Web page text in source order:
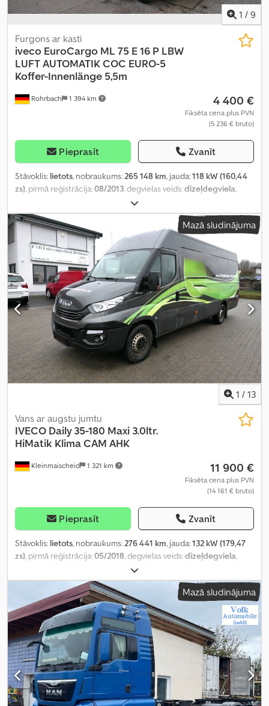
1 / 9
Rohrbach 1 394 km
Furgons ar kasti
iveco EuroCargo ML 75 E 16 P LBW
LUFT AUTOMATIK COC EURO-5
Koffer-Innenlänge 5,5m
4 400 €
Fiksēta cena plus PVN
(5 236 € bruto)
Pieprasīt Zvanīt
Stāvoklis: lietots, nobraukums:265 148 km, jauda:118 kW (160,44
zs), pirmā reģistrācija:08/2013, degvielas veids:dīzeļdegviela,
, maksimālā kravnesība:
svars:7 490 kg, asu konfigurācija:4x2, riteņu bāze:3 690 mm,
degviela:dīzeļdegviela , vadītāja kabīne:cits,
pārnesuma veids:automātisks, emisijas klase: Euro 5, piekares
sistēma:cits, sēdvietu skaits:2, kopējais garums:7 300 mm,
krautuves garums:5 498 mm, iekraušanas vietas platums:
2 447
mm
, iekraušanas telpas augstums:2 125 mm, Ražošanas gads:
2013, būvniecības augstums:3 260 mm, Aprīkojums:ABS, borta
dators, paceļamais aizmugurējais borts,
Mazā sludinājuma
1 / 13
Kleinmaischeid 1 321 km
Vans ar augstu jumtu
IVECO Daily 35-180 Maxi 3.0ltr.
HiMatik Klima CAM AHK
11 900 €
Fiksēta cena plus PVN
(14 161 € bruto)
Pieprasīt Zvanīt
Stāvoklis: lietots, nobraukums: 276 441 km, jauda:132 kW (179,47
zs) , pirmā reģistrācija:05/2018 , degvielas veids:dīzeļdegviela
pelēks
automātisks, emisijas klase:Euro 6, krautuves garums:4 500 mm,
iekraušanas vietas platums:1 800 mm
, iekraušanas telpas
augstums:1 900 mm, Aprīkojums:ABS, gaisa kondicionēšana,
kvēpu filtrs,
Mazā sludinājuma